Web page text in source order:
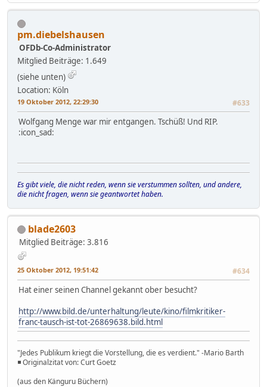
pm.diebelshausen
OFDb-Co-Administrator
Mitglied Beiträge: 1.649
(siehe unten)
Location: Köln
19 Oktober 2012, 22:29:30 #633
Wolfgang Menge war mir entgangen. Tschüß! Und RIP.
:icon_sad:
Es gibt viele, die nicht reden, wenn sie verstummen sollten, und andere,
die nicht fragen, wenn sie geantwortet haben.
blade2603
Mitglied Beiträge: 3.816
25 Oktober 2012, 19:51:42 #634
Hat einer seinen Channel gekannt ober besucht?
http://www.bild.de/unterhaltung/leute/kino/filmkritiker-
franc-tausch-ist-tot-26869638.bild.html
"Jedes Publikum kriegt die Vorstellung, die es verdient." -Mario Barth
◾ Originalzitat von: Curt Goetz
(aus den Känguru Büchern)